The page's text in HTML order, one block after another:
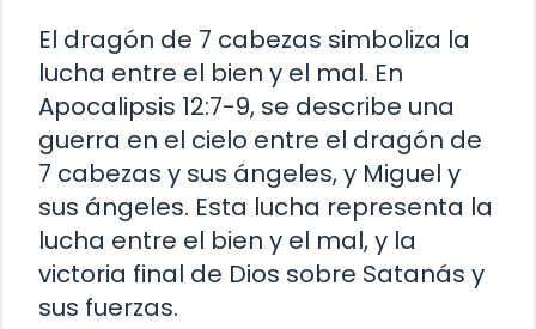
El dragón de 7 cabezas simboliza la
lucha entre el bien y el mal. En
Apocalipsis 12:7-9, se describe una
guerra en el cielo entre el dragón de
7 cabezas y sus ángeles, y Miguel y
sus ángeles. Esta lucha representa la
lucha entre el bien y el mal, y la
victoria final de Dios sobre Satanás y
sus fuerzas.